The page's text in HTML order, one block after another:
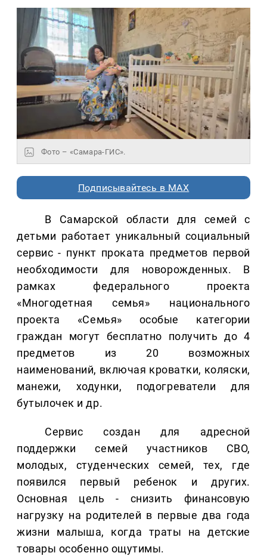
Фото – «Самара-ГИС».
Подписывайтесь в MAX
В Самарской области для семей с
детьми работает уникальный социальный
сервис - пункт проката предметов первой
необходимости для новорожденных. В
рамках федерального проекта
«Многодетная семья» национального
проекта «Семья» особые категории
граждан могут бесплатно получить до 4
предметов из 20 возможных
наименований, включая кроватки, коляски,
манежи, ходунки, подогреватели для
бутылочек и др.
Сервис создан для адресной
поддержки семей участников СВО,
молодых, студенческих семей, тех, где
появился первый ребенок и других.
Основная цель - снизить финансовую
нагрузку на родителей в первые два года
жизни малыша, когда траты на детские
товары особенно ощутимы.